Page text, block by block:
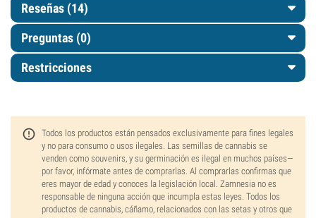
Reseñas (14)
Preguntas (0)
Restricciones
Todos los productos están pensados exclusivamente para fines legales
y no para consumo o usos ilegales. Las semillas de cannabis se
venden como souvenirs, y su germinación es ilegal en muchos países—
por favor, infórmate antes de comprarlas. Al comprarlas confirmas que
eres mayor de edad y conoces la legislación local. Zamnesia no es
responsable de ninguna acción que incumpla estas leyes. Todos los
productos de cannabis, cáñamo, relacionados con las setas y otros que